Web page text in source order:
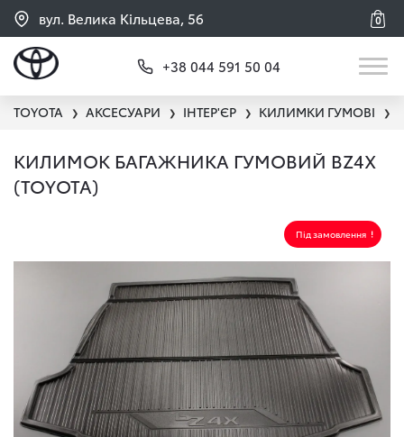
вул. Велика Кільцева, 56 0
+38 044 591 50 04
TOYOTA ❯ АКСЕСУАРИ ❯ ІНТЕР'ЄР ❯ КИЛИМКИ ГУМОВІ ❯
КИЛИМОК БАГАЖНИКА ГУМОВИЙ BZ4X
(TOYOTA)
Під замовлення